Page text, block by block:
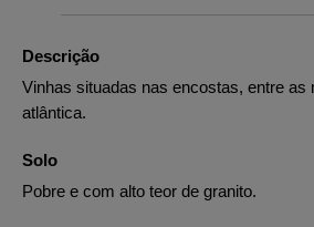
Descrição
Vinhas situadas nas encostas, entre as
atlântica.
Solo
Pobre e com alto teor de granito.